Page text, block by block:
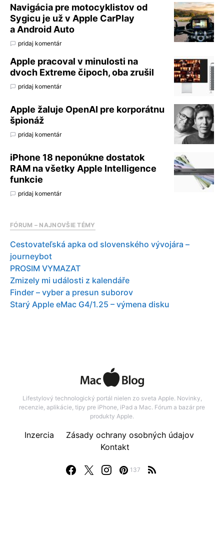
Navigácia pre motocyklistov od
Sygicu je už v Apple CarPlay
a Android Auto
pridaj komentár
Apple pracoval v minulosti na
dvoch Extreme čipoch, oba zrušil
pridaj komentár
Apple žaluje OpenAI pre korporátnu
špionáž
pridaj komentár
iPhone 18 neponúkne dostatok
RAM na všetky Apple Intelligence
funkcie
pridaj komentár
FÓRUM – NAJNOVŠIE TÉMY
Cestovateľská apka od slovenského vývojára –
journeybot
PROSIM VYMAZAT
Zmizely mi události z kalendáře
Finder – vyber a presun suborov
Starý Apple eMac G4/1.25 – výmena disku
Lifestylový technologický portál nielen zo sveta Apple. Novinky,
recenzie, aplikácie, tipy pre iPhone, iPad a Mac. Fórum a bazár pre
produkty Apple.
137
Inzercia
Zásady ochrany osobných údajov
Kontakt